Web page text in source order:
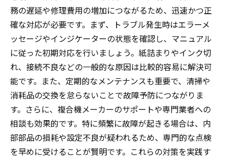
務の遅延や修理費用の増加につながるため、迅速かつ正
確な対応が必要です。まず、トラブル発生時はエラーメ
ッセージやインジケーターの状態を確認し、マニュアル
に従った初期対応を行いましょう。紙詰まりやインク切
れ、接続不良などの一般的な原因は比較的容易に解決可
能です。また、定期的なメンテナンスも重要で、清掃や
消耗品の交換を怠らないことで故障予防につながりま
す。さらに、複合機メーカーのサポートや専門業者への
相談も効果的です。特に頻繁に故障が起きる場合は、内
部部品の損耗や設定不良が疑われるため、専門的な点検
を早めに受けることが賢明です。これらの対策を実践す